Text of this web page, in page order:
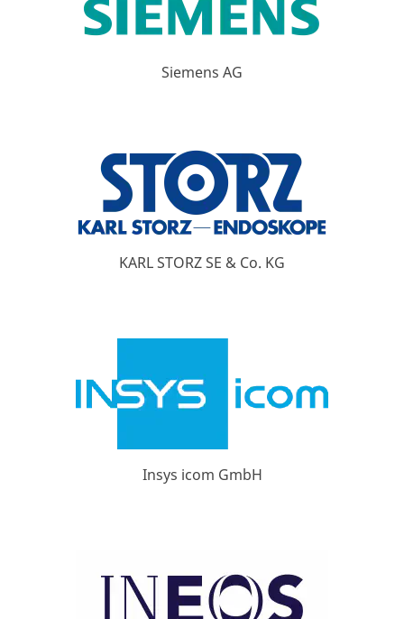
Siemens AG
KARL STORZ SE & Co. KG
Insys icom GmbH